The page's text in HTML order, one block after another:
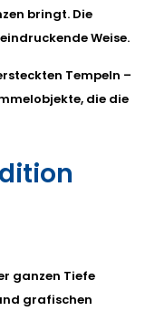
bringt. Die
Weise.
Tempeln –
die die
ganzen Tiefe
grafischen